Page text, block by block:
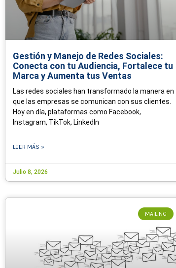
Gestión y Manejo de Redes Sociales:
Conecta con tu Audiencia, Fortalece tu
Marca y Aumenta tus Ventas
Las redes sociales han transformado la manera en
que las empresas se comunican con sus clientes.
Hoy en día, plataformas como Facebook,
Instagram, TikTok, LinkedIn
LEER MÁS »
Julio 8, 2026
MAILING